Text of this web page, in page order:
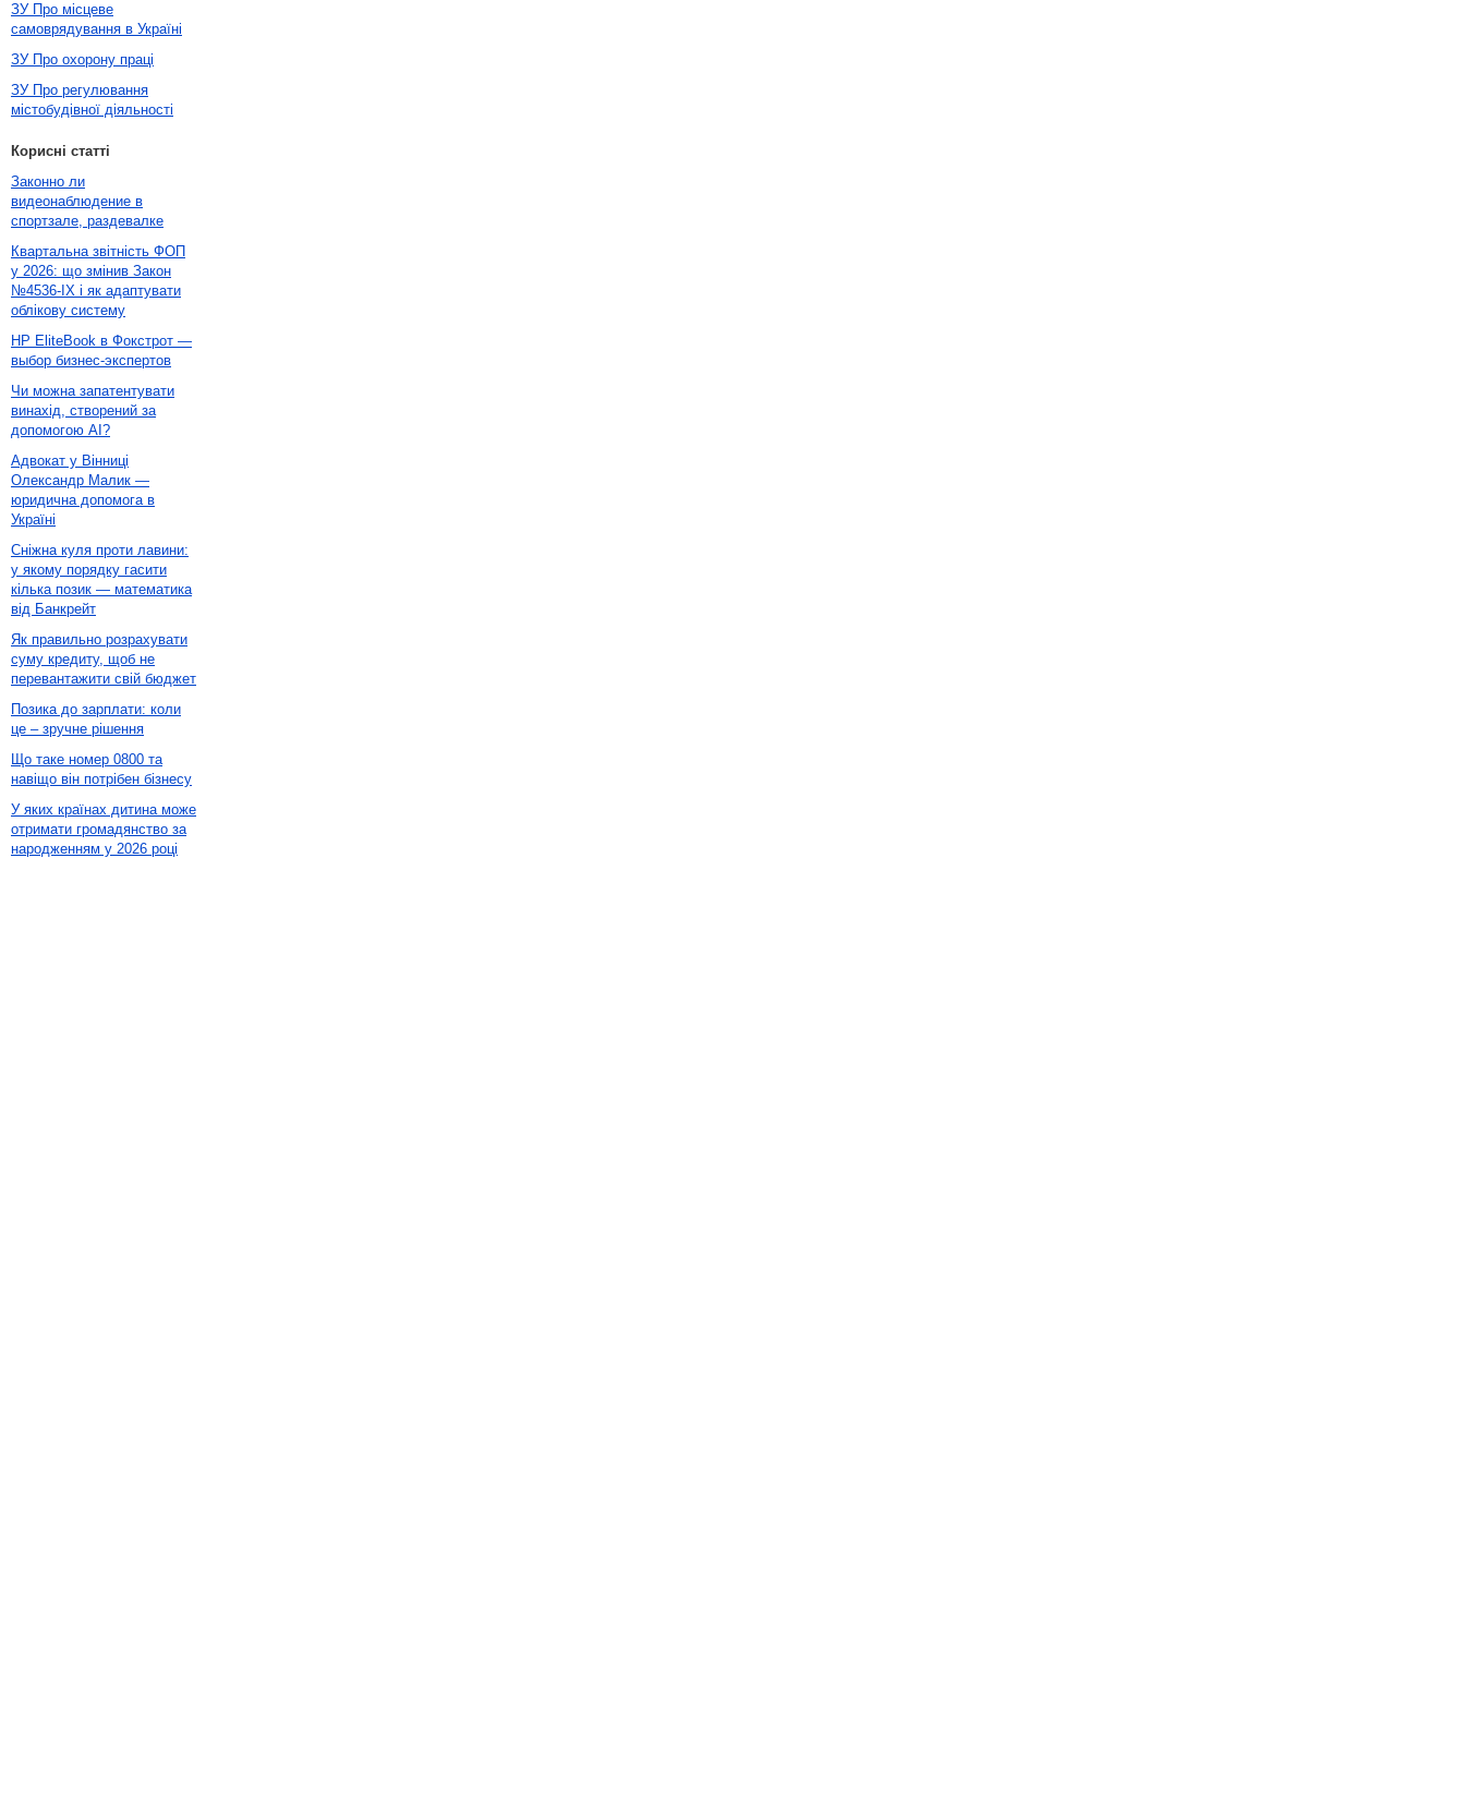
ЗУ Про місцеве
самоврядування в Україні
ЗУ Про охорону праці
ЗУ Про регулювання
містобудівної діяльності
Корисні статті
Законно ли
видеонаблюдение в
спортзале, раздевалке
Квартальна звітність ФОП
у 2026: що змінив Закон
№4536-IX і як адаптувати
облікову систему
HP EliteBook в Фокстрот —
выбор бизнес-экспертов
Чи можна запатентувати
винахід, створений за
допомогою AI?
Адвокат у Вінниці
Олександр Малик —
юридична допомога в
Україні
Сніжна куля проти лавини:
у якому порядку гасити
кілька позик — математика
від Банкрейт
Як правильно розрахувати
суму кредиту, щоб не
перевантажити свій бюджет
Позика до зарплати: коли
це – зручне рішення
Що таке номер 0800 та
навіщо він потрібен бізнесу
У яких країнах дитина може
отримати громадянство за
народженням у 2026 році